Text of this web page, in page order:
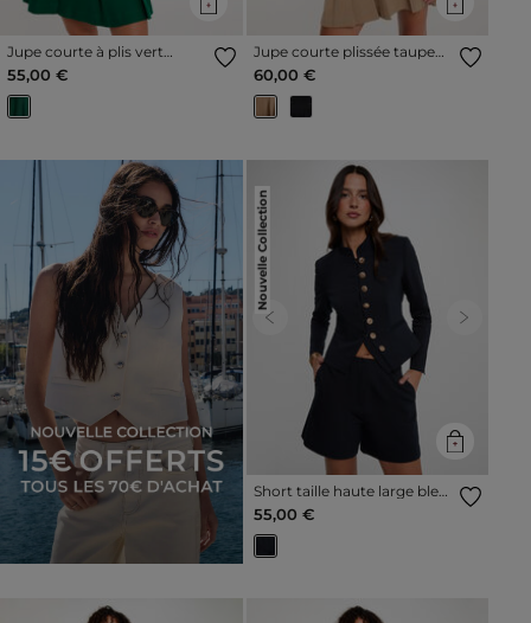
Jupe courte à plis vert
femme
55,00 €
Jupe courte plissée taupe
femme
60,00 €
Nouvelle Collection
Previous Next
Short taille haute large bleu
marine femme
55,00 €